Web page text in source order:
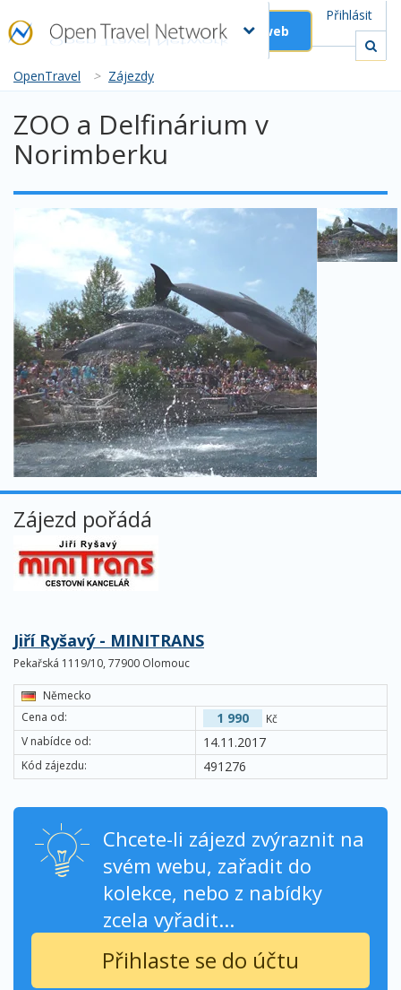
Přihlásit
Založit web
OpenTravel > Zájezdy
ZOO a Delfinárium v
Norimberku
Zájezd pořádá
Jiří Ryšavý - MINITRANS
Pekařská 1119/10, 77900 Olomouc
Německo
Cena od:
1 990 Kč
V nabídce od: 14.11.2017
Kód zájezdu: 491276
Chcete-li zájezd zvýraznit na
svém webu, zařadit do
kolekce, nebo z nabídky
zcela vyřadit...
Přihlaste se do účtu